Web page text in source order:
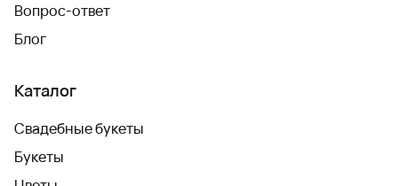
Вопрос-ответ
Блог
Каталог
Свадебные букеты
Букеты